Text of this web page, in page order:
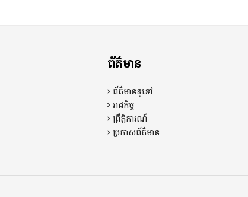
ព័ត៌មាន
ព័ត៌មានទូទៅ
រាជកិច្ច
ព្រឹត្តិការណ៍
ប្រកាសព័ត៌មាន